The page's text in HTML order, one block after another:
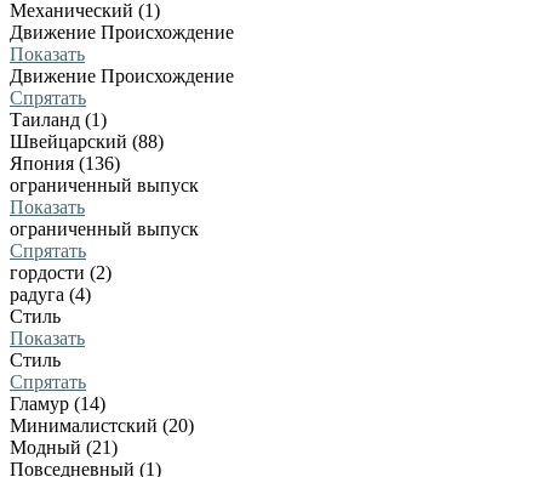
Механический (1)
Движение Происхождение
Показать
Движение Происхождение
Спрятать
Таиланд (1)
Швейцарский (88)
Япония (136)
ограниченный выпуск
Показать
ограниченный выпуск
Спрятать
гордости (2)
радуга (4)
Стиль
Показать
Стиль
Спрятать
Гламур (14)
Минималистский (20)
Модный (21)
Повседневный (1)